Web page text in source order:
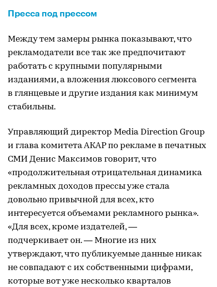
Пресса под прессом
Между тем замеры рынка показывают, что
рекламодатели все так же предпочитают
работать с крупными популярными
изданиями, а вложения люксового сегмента
в глянцевые и другие издания как минимум
стабильны.
Управляющий директор Media Direction Group
и глава комитета АКАР по рекламе в печатных
СМИ Денис Максимов говорит, что
«продолжительная отрицательная динамика
рекламных доходов прессы уже стала
довольно привычной для всех, кто
интересуется объемами рекламного рынка».
«Для всех, кроме издателей, —
подчеркивает он. — Многие из них
утверждают, что публикуемые данные никак
не совпадают с их собственными цифрами,
которые вот уже несколько кварталов